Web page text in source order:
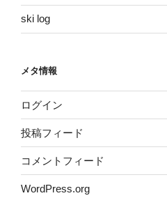
ski log
メタ情報
ログイン
投稿フィード
コメントフィード
WordPress.org